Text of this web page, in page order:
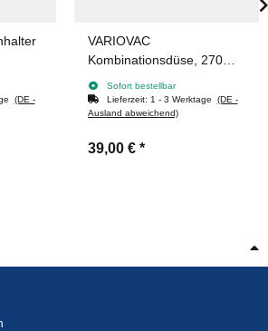
(DE -
VARIOVAC
Kombinationsdüse, 270mm
breit, mit Rollen
Sofort bestellbar
Lieferzeit: 1 - 3 Werktage (DE -
Ausland abweichend)
39,00 € *